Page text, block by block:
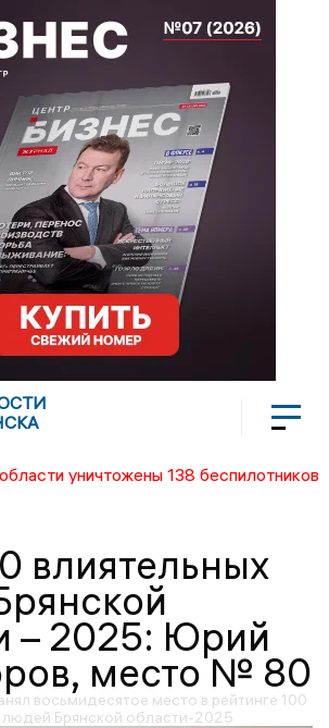
уничтожены 138 беспилотников
влиятельных
– 2025: Юрий
место № 80
восьмидесятое место в рейтинге 100
людей Брянской области-2025